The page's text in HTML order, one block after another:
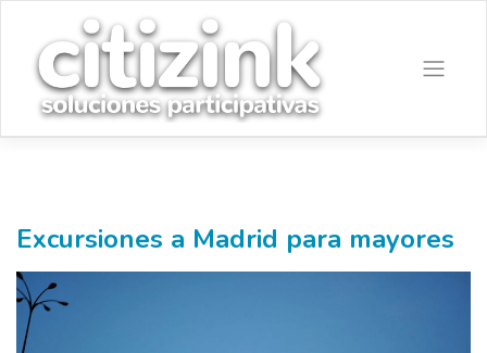
contenido
Excursiones a Madrid para mayores